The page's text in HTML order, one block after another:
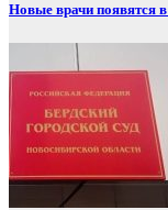
Новые врачи появятся